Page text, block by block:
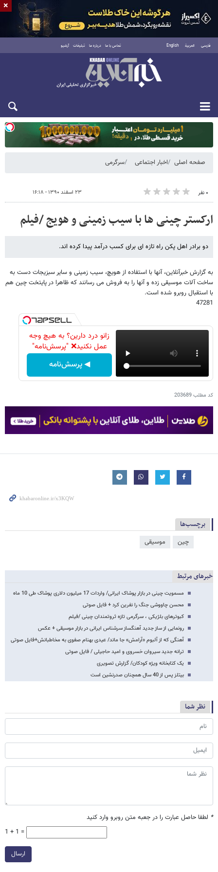
فارسی العربية English تماس با ما درباره ما تبلیغات آرشیو
یکشنبه ۱۸ مرداد ۱۴۰۵
صفحه اصلی اخبار اجتماعی سرگرمی
۰ نفر ۲۳ اسفند ۱۳۹۰ - ۱۶:۱۸
ارکستر چینی ها با سیب زمینی و هویج /فیلم
دو برادر اهل پکن راه تازه ای برای کسب درآمد پیدا کرده اند.
به گزارش خبرآنلاین، آنها با استفاده از هویچ، سیب زمینی و سایر سبزیجات دست به
ساخت آلات موسیقی زده و آنها را به فروش می رسانند که ظاهرا در پایتخت چین هم
با استقبال روبرو شده است.
47281
زانو درد دارین؟ به هیچ وجه
عمل نکنید❌ "پرسش‌نامه"
◀ پرسش‌نامه
کد مطلب203689
برچسب‌ها
چین موسیقی
خبرهای مرتبط
مسمویت چینی در بازار پوشاک ایرانی/ واردات 17 میلیون دلاری پوشاک طی 10 ماه
محسن چاووشی جنگ را نفرین کرد + فایل صوتی
کبوترهای بلژیکی ، سرگرمی تازه ثروتمندان چینی /فیلم
رونمایی از ساز جدید آهنگساز سرشناس ایرانی در بازار موسیقی + عکس
آهنگی که از آلبوم «آرامش» جا ماند/ عیدی بهنام صفوی به مخاطبانش+فایل صوتی
ترانه جدید سیروان خسروی و امید حاجیلی / فایل صوتی
یک کتابخانه ویژه کودکان/ گزارش تصویری
بیتلز پس از 40 سال همچنان صدرنشین است
نظر شما
* لطفا حاصل عبارت را در جعبه متن روبرو وارد کنید
1 + 1 =
ارسال
×